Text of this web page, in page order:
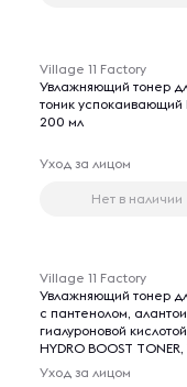
Village 11 Factory
Увлажняющий тонер
тоник успокаивающий
200 мл
Уход за лицом
Нет в наличии
Village 11 Factory
Увлажняющий тонер
с пантенолом,
гиалуроновой кислотой
HYDRO BOOST
Уход за лицом